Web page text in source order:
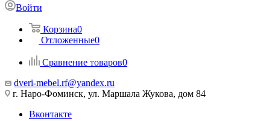
Войти
Корзина0
Отложенные0
Сравнение товаров0
dveri-mebel.rf@yandex.ru
г. Наро-Фоминск, ул. Маршала Жукова, дом 84
Вконтакте